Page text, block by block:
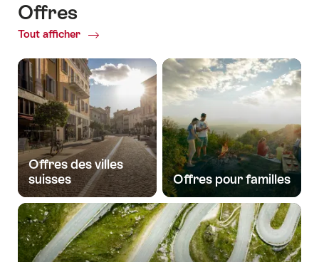
Offres
Tout afficher
Common.Of
Offres des villes
suisses
Offres pour familles